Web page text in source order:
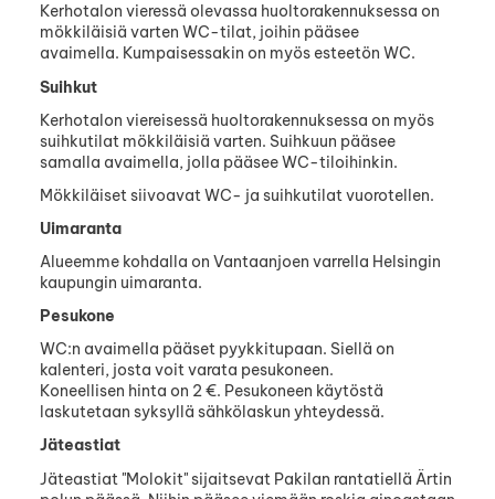
Kerhotalon vieressä olevassa huoltorakennuksessa on
mökkiläisiä varten WC-tilat, joihin pääsee
avaimella. Kumpaisessakin on myös esteetön WC.
Suihkut
Kerhotalon viereisessä huoltorakennuksessa on myös
suihkutilat mökkiläisiä varten. Suihkuun pääsee
samalla avaimella, jolla pääsee WC-tiloihinkin.
Mökkiläiset siivoavat WC- ja suihkutilat vuorotellen.
Uimaranta
Alueemme kohdalla on Vantaanjoen varrella Helsingin
kaupungin uimaranta.
Pesukone
WC:n avaimella pääset pyykkitupaan. Siellä on
kalenteri, josta voit varata pesukoneen.
Koneellisen hinta on 2 €. Pesukoneen käytöstä
laskutetaan syksyllä sähkölaskun yhteydessä.
Jäteastiat
Jäteastiat "Molokit" sijaitsevat Pakilan rantatiellä Ärtin